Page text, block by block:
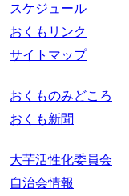
スケジュール
おくもリンク
サイトマップ
おくものみどころ
おくも新聞
大芋活性化委員会
自治会情報